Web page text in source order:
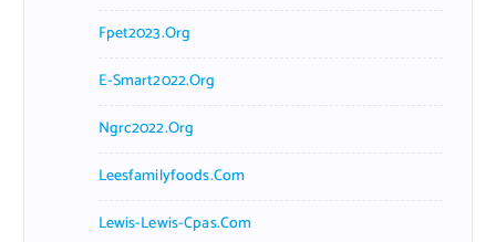
Fpet2023.org
E-Smart2022.org
Ngrc2022.org
Leesfamilyfoods.com
Lewis-Lewis-Cpas.com